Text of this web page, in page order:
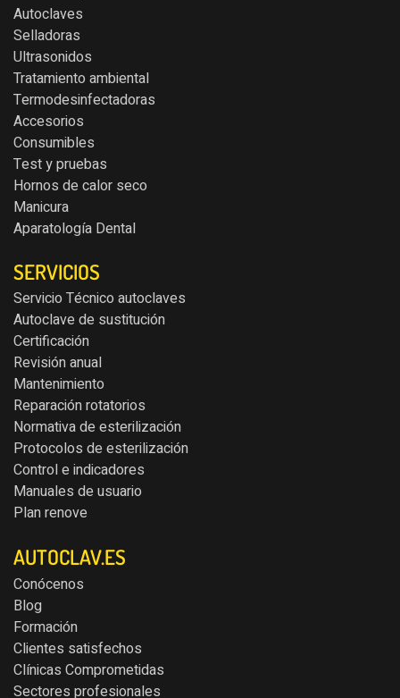
Autoclaves
Selladoras
Ultrasonidos
Tratamiento ambiental
Termodesinfectadoras
Accesorios
Consumibles
Test y pruebas
Hornos de calor seco
Manicura
Aparatología Dental
SERVICIOS
Servicio Técnico autoclaves
Autoclave de sustitución
Certificación
Revisión anual
Mantenimiento
Reparación rotatorios
Normativa de esterilización
Protocolos de esterilización
Control e indicadores
Manuales de usuario
Plan renove
AUTOCLAV.ES
Conócenos
Blog
Formación
Clientes satisfechos
Clínicas Comprometidas
Sectores profesionales